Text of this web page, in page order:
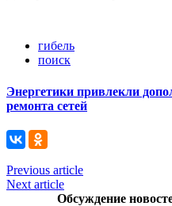
гибель
поиск
Энергетики привлекли
ремонта сетей
Previous article
Next article
Обсуждение